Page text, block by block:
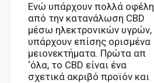
Ενώ υπάρχουν πολλά οφέλη
από την κατανάλωση CBD
μέσω ηλεκτρονικών υγρών,
υπάρχουν επίσης ορισμένα
μειονεκτήματα. Πρώτα απ
‘όλα, το CBD είναι ένα
σχετικά ακριβό προϊόν και